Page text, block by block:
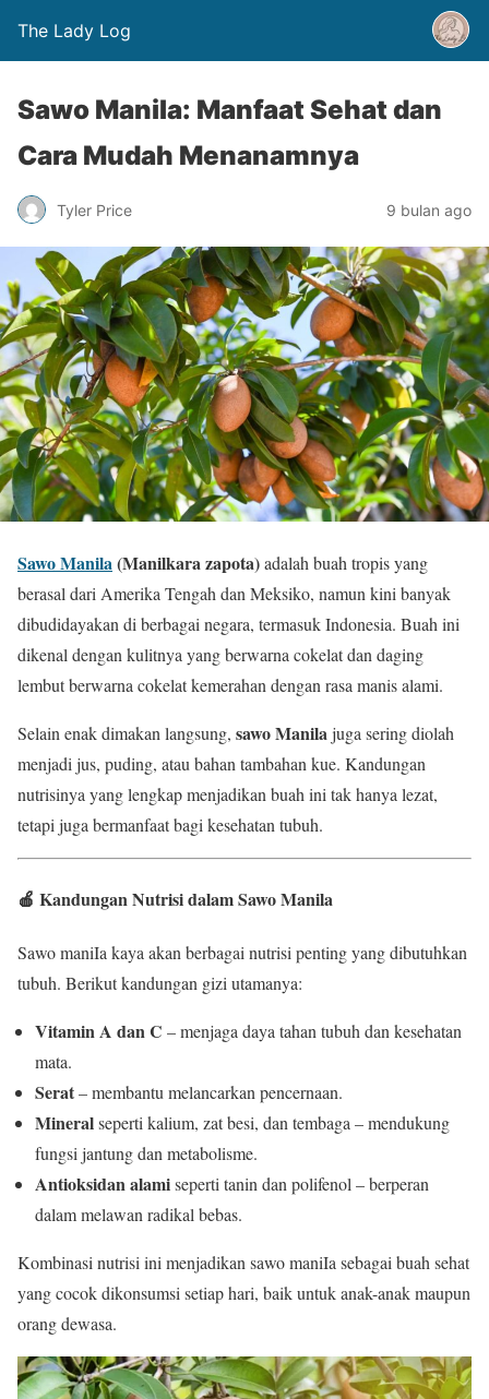
The Lady Log
Sawo Manila: Manfaat Sehat dan
Cara Mudah Menanamnya
Tyler Price 9 bulan ago
Sawo Manila(Manilkara zapota)adalah buah tropis yang
berasal dari Amerika Tengah dan Meksiko, namun kini banyak
dibudidayakan di berbagai negara, termasuk Indonesia. Buah ini
dikenal dengan kulitnya yang berwarna cokelat dan daging
lembut berwarna cokelat kemerahan dengan rasa manis alami.
Selain enak dimakan langsung, sawo Manilajuga sering diolah
menjadi jus, puding, atau bahan tambahan kue. Kandungan
nutrisinya yang lengkap menjadikan buah ini tak hanya lezat,
tetapi juga bermanfaat bagi kesehatan tubuh.
🍎 Kandungan Nutrisi dalam Sawo Manila
Sawo maniIa kaya akan berbagai nutrisi penting yang dibutuhkan
tubuh. Berikut kandungan gizi utamanya:
Vitamin A dan C – menjaga daya tahan tubuh dan kesehatan
mata.
Serat– membantu melancarkan pencernaan.
Mineralseperti kalium, zat besi, dan tembaga – mendukung
fungsi jantung dan metabolisme.
Antioksidan alamiseperti tanin dan polifenol – berperan
dalam melawan radikal bebas.
Kombinasi nutrisi ini menjadikan sawo maniIa sebagai buah sehat
yang cocok dikonsumsi setiap hari, baik untuk anak-anak maupun
orang dewasa.